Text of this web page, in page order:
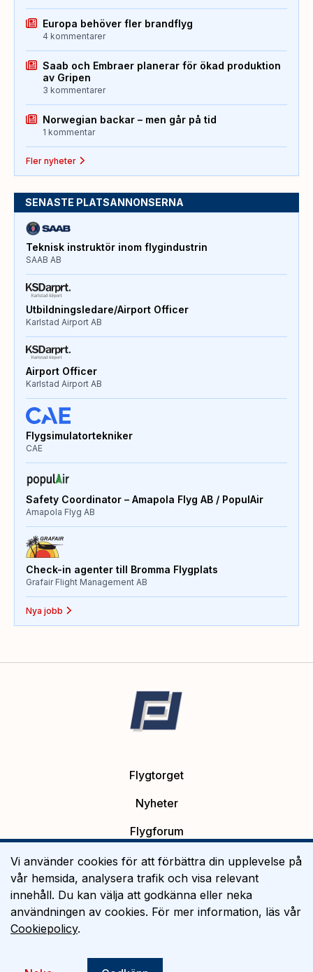
Europa behöver fler brandflyg
4 kommentarer
Saab och Embraer planerar för ökad produktion
av Gripen
3 kommentarer
Norwegian backar – men går på tid
1 kommentar
Fler nyheter
SENASTE PLATSANNONSERNA
Teknisk instruktör inom flygindustrin
SAAB AB
Utbildningsledare/Airport Officer
Karlstad Airport AB
Airport Officer
Karlstad Airport AB
Flygsimulatortekniker
CAE
Safety Coordinator – Amapola Flyg AB / PopulAir
Amapola Flyg AB
Check-in agenter till Bromma Flygplats
Grafair Flight Management AB
Nya jobb
Flygtorget
Nyheter
Flygforum
Platsannonser
Flygutbildning
Om Flygtorget
Vi använder cookies för att förbättra din upplevelse på
vår hemsida, analysera trafik och visa relevant
innehåll. Du kan välja att godkänna eller neka
användningen av cookies. För mer information, läs vår
Cookiepolicy.